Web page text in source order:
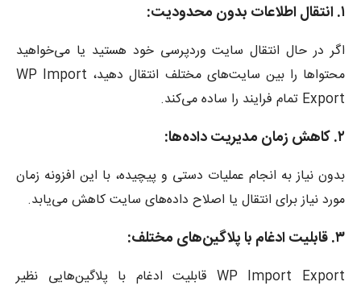
۱. انتقال اطلاعات بدون محدودیت:
اگر در حال انتقال سایت وردپرسی خود هستید یا می‌خواهید
محتواها را بین سایت‌های مختلف انتقال دهید، WP Import
Export تمام فرایند را ساده می‌کند.
۲. کاهش زمان مدیریت داده‌ها:
بدون نیاز به انجام عملیات دستی و پیچیده، با این افزونه زمان
مورد نیاز برای انتقال یا اصلاح داده‌های سایت کاهش می‌یابد.
۳. قابلیت ادغام با پلاگین‌های مختلف:
WP Import Export قابلیت ادغام با پلاگین‌هایی نظیر